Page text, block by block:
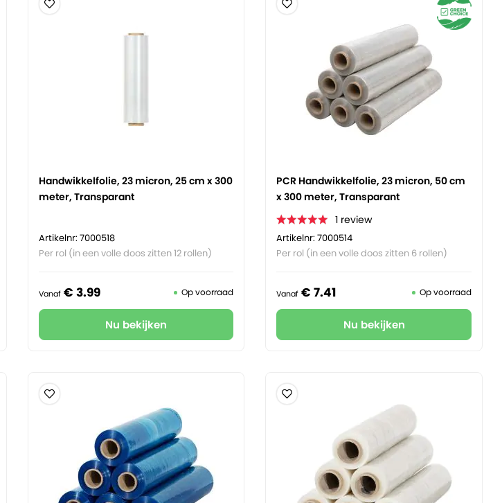
Handwikkelfolie, 23 micron, 25 cm x 300
meter, Transparant
Artikelnr: 7000518
Per rol (in een volle doos zitten 12 rollen)
Vanaf € 3.99 Op voorraad
Nu bekijken
PCR Handwikkelfolie, 23 micron, 50 cm
x 300 meter, Transparant
1 review
Artikelnr: 7000514
Per rol (in een volle doos zitten 6 rollen)
Vanaf € 7.41 Op voorraad
Nu bekijken